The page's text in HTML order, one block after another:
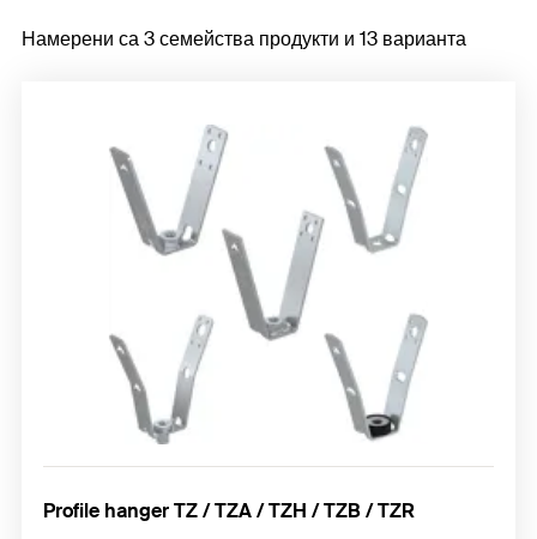
Намерени са 3 семейства продукти и 13 варианта
Profile hanger TZ / TZA / TZH / TZB / TZR